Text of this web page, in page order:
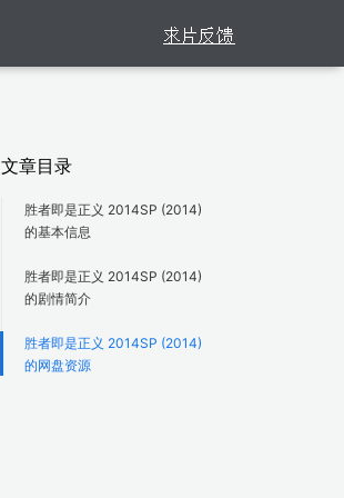
文章目录
胜者即是正义 2014SP (2014)
的基本信息
胜者即是正义 2014SP (2014)
的剧情简介
胜者即是正义 2014SP (2014)
的网盘资源